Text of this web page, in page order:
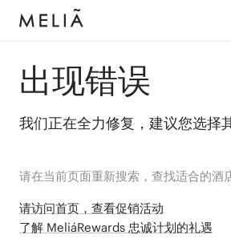
出现错误
我们正在全力修复，建议您选择
请在当前页面重新搜索，查找适合的酒
请访问首页，查看促销活动
了解 MeliáRewards 忠诚计划的礼遇